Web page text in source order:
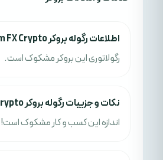
اطلاعات رگوله بروکر Premium FX Crypto
رگولاتوری این بروکر مشکوک است.
نکات و جزييات رگوله بروکر Premium FX Crypto
اندازه این کسب و کار مشکوک است!